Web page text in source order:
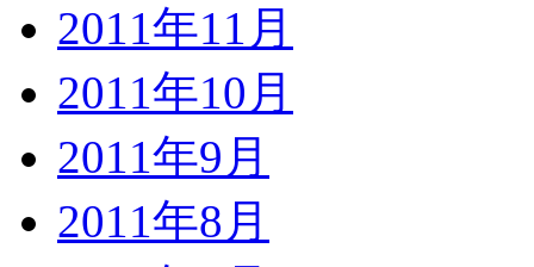
2011年11月
2011年10月
2011年9月
2011年8月